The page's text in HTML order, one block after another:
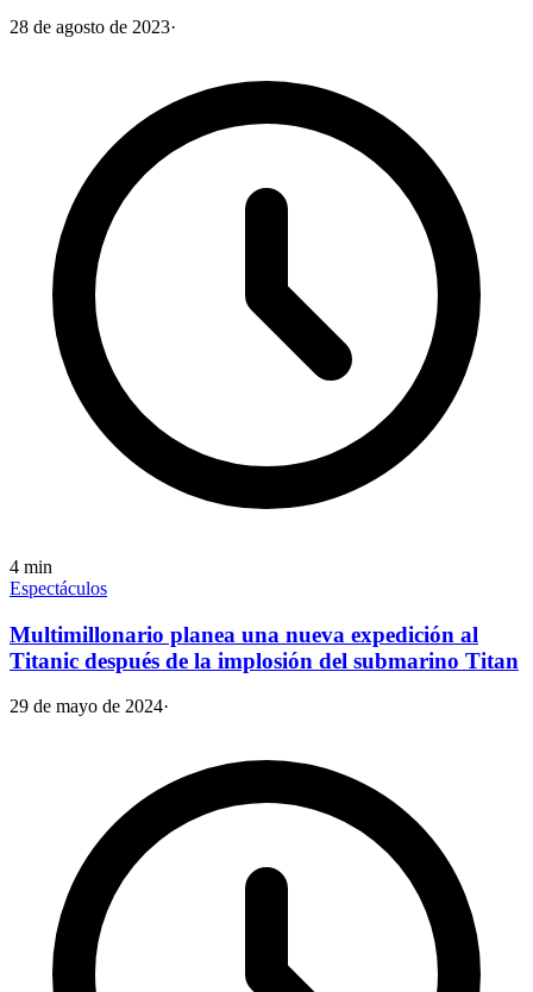
28 de agosto de 2023·
4 min
Espectáculos
Multimillonario planea una nueva expedición al
Titanic después de la implosión del submarino Titan
29 de mayo de 2024·